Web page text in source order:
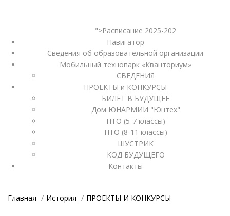
">Расписание 2025-202
Навигатор
Сведения об образовательной организации
Мобильный технопарк «Кванториум»
СВЕДЕНИЯ
ПРОЕКТЫ и КОНКУРСЫ
БИЛЕТ В БУДУЩЕЕ
Дом ЮНАРМИИ "Юнтех"
НТО (5-7 классы)
НТО (8-11 классы)
ШУСТРИК
КОД БУДУЩЕГО
Контакты
Главная История ПРОЕКТЫ И КОНКУРСЫ